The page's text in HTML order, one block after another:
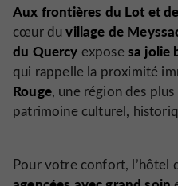
Aux frontières du Lot et
cœur duvillage de
du Quercy exposesa jolie
qui rappelle la proximité
Rouge, une région des
patrimoine culturel,
Pour votre confort, l’hôtel